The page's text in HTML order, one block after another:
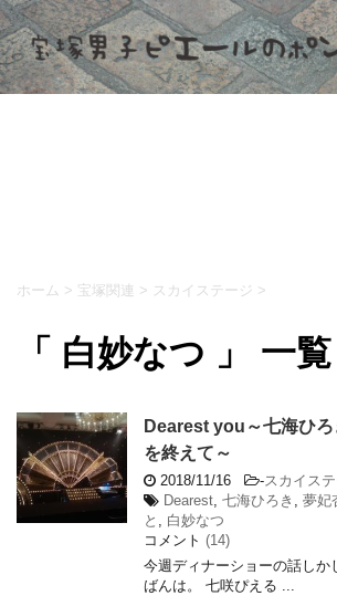
ホーム > 宝塚関連 > スカイステージ >
「 白妙なつ 」 一覧
Dearest you～七海ひ
を終えて～
2018/11/16 -スカイス
Dearest, 七海ひろき , 夢妃
と , 白妙なつ
コメント (14)
今週ディナーショーの話し
ばんは。 七咲ぴえる ...